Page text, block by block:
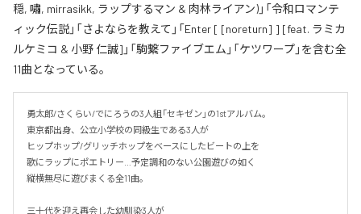
穏, 嘯, mirrasikk, ラップするマン & 肉林ライアン)」「令和ロマンテ
ィック伝説」「さよならを教えて」「Enter [ [noreturn] ] [feat. ラミカ
ルケミコ & 小野 仁誠]」「駒繋ファイブエム」「ケツワープ」を含む全
11曲となっている。
勇太郎/さくらい/でにろうの3人組「セキゼン」の1stアルバム。
東京都出身、公立小学校の同級生である3人が
ヒップホップ/グリッチホップをベースにしたビートの上を
歌にラップにポエトリー…予定調和のない公園遊びの如く
縦横無尽に遊びまくる全11曲。
三十代を迎え再会した幼馴染3人が